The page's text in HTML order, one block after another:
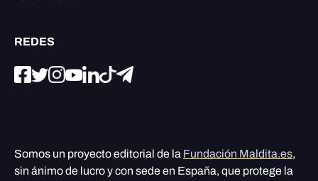
REDES
Somos un proyecto editorial de la Fundación Maldita.es,
sin ánimo de lucro y con sede en España, que protege la